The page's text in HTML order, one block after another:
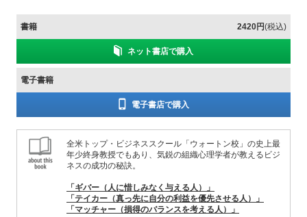
書籍 2420円(税込)
ネット書店で購入
電子書籍
電子書店で購入
全米トップ・ビジネススクール「ウォートン校」の史上最
年少終身教授でもあり、気鋭の組織心理学者が教えるビジ
ネスの成功の秘訣。
「ギバー（人に惜しみなく与える人）」
「テイカー（真っ先に自分の利益を優先させる人）」
「マッチャー（損得のバランスを考える人）」